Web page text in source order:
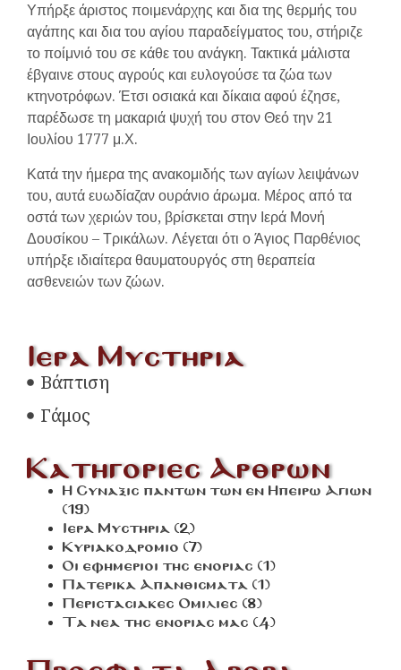
Υπήρξε άριστος ποιμενάρχης και δια της θερμής του
αγάπης και δια του αγίου παραδείγματος του, στήριζε
το ποίμνιό του σε κάθε του ανάγκη. Τακτικά μάλιστα
έβγαινε στους αγρούς και ευλογούσε τα ζώα των
κτηνοτρόφων. Έτσι οσιακά και δίκαια αφού έζησε,
παρέδωσε τη μακαριά ψυχή του στον Θεό την 21
Ιουλίου 1777 μ.Χ.
Κατά την ήμερα της ανακομιδής των αγίων λειψάνων
του, αυτά ευωδίαζαν ουράνιο άρωμα. Μέρος από τα
οστά των χεριών του, βρίσκεται στην Ιερά Μονή
Δουσίκου – Τρικάλων. Λέγεται ότι ο Άγιος Παρθένιος
υπήρξε ιδιαίτερα θαυματουργός στη θεραπεία
ασθενειών των ζώων.
Ιερα Μυστηρια
Βάπτιση
Γάμος
Κατηγοριες Αρθρων
Η Συναξις παντων των εν Ηπειρω Αγιων
(19)
Ιερα Μυστηρια (2)
Κυριακοδρομιο (7)
Οι εφημεριοι της ενοριας (1)
Πατερικα Απανθισματα (1)
Περιστασιακες Ομιλιες (8)
Τα νεα της ενοριας μας (4)